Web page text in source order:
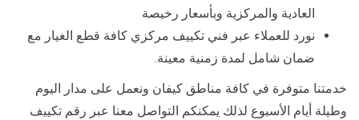
العادية والمركزية وبأسعار رخيصة
نورد للعملاء عبر فني تكييف مركزي كافة قطع الغيار مع
ضمان شامل لمدة زمنية معينة.
خدمتنا متوفرة في كافة مناطق كيفان ونعمل على مدار اليوم
وطيلة أيام الأسبوع لذلك يمكنكم التواصل معنا عبر رقم تكييف